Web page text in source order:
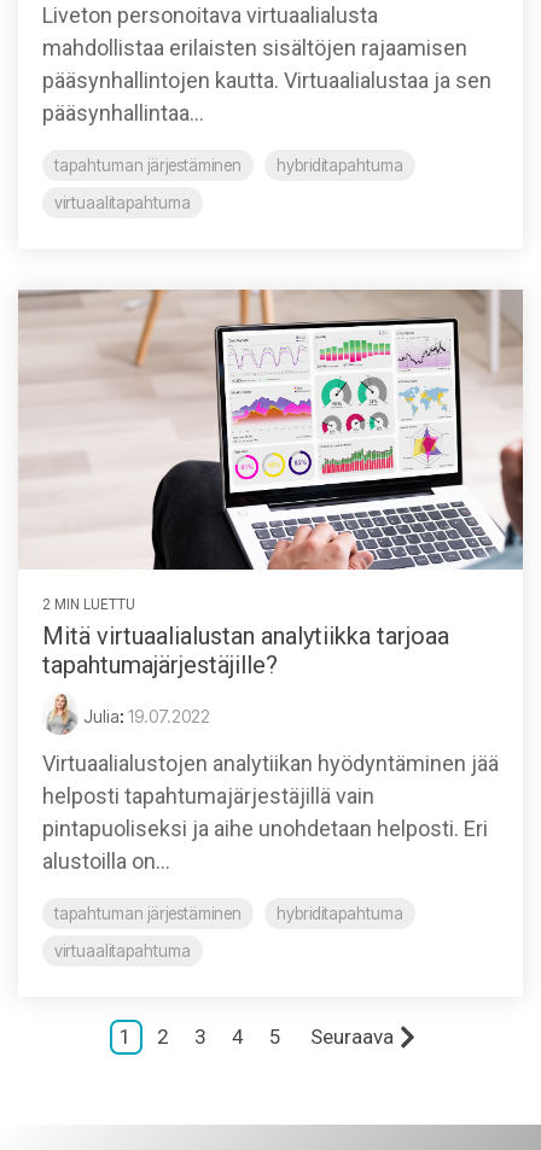
Liveton personoitava virtuaalialusta
mahdollistaa erilaisten sisältöjen rajaamisen
pääsynhallintojen kautta. Virtuaalialustaa ja sen
pääsynhallintaa...
tapahtuman järjestäminen
hybriditapahtuma
virtuaalitapahtuma
2 MIN LUETTU
Mitä virtuaalialustan analytiikka tarjoaa
tapahtumajärjestäjille?
Julia: 19.07.2022
Virtuaalialustojen analytiikan hyödyntäminen jää
helposti tapahtumajärjestäjillä vain
pintapuoliseksi ja aihe unohdetaan helposti. Eri
alustoilla on...
tapahtuman järjestäminen
hybriditapahtuma
virtuaalitapahtuma
1 2 3 4 5 Seuraava